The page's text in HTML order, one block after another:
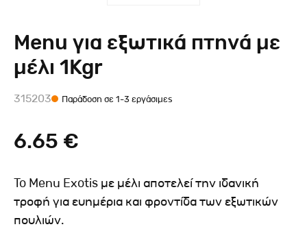
Menu για εξωτικά πτηνά με
μέλι 1Kgr
315203 Παράδοση σε 1-3 εργάσιμες
6.65 €
To Menu Exotis με μέλι αποτελεί την ιδανική
τροφή για ευημέρια και φροντίδα των εξωτικών
πουλιών.